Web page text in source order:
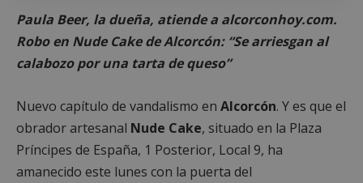
Paula Beer, la dueña, atiende a alcorconhoy.com.
Robo en Nude Cake de Alcorcón: “Se arriesgan al
calabozo por una tarta de queso”
Nuevo capítulo de vandalismo en Alcorcón. Y es que el
obrador artesanal Nude Cake, situado en la Plaza
Príncipes de España, 1 Posterior, Local 9, ha
amanecido este lunes con la puerta del